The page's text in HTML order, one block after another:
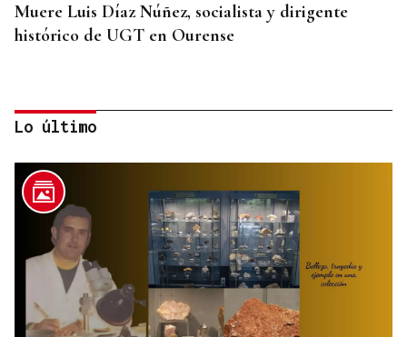
Muere Luis Díaz Núñez, socialista y dirigente
histórico de UGT en Ourense
CANEDO
Un herido en la colisión entre dos coches en la
Lo último